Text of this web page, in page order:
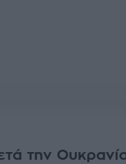
την